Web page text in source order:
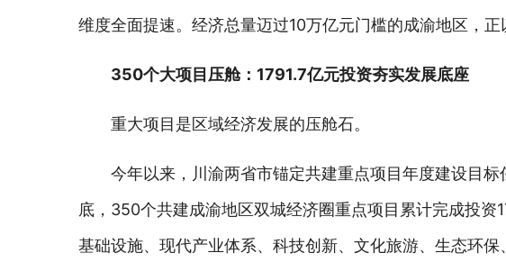
维度全面提速。经济总量迈过10万亿元门槛的成渝地区，
350个大项目压舱：1791.7亿元投资夯实发展底座
重大项目是区域经济发展的压舱石。
今年以来，川渝两省市锚定共建重点项目年度建设目
底，350个共建成渝地区双城经济圈重点项目累计完成投
基础设施、现代产业体系、科技创新、文化旅游、生态环